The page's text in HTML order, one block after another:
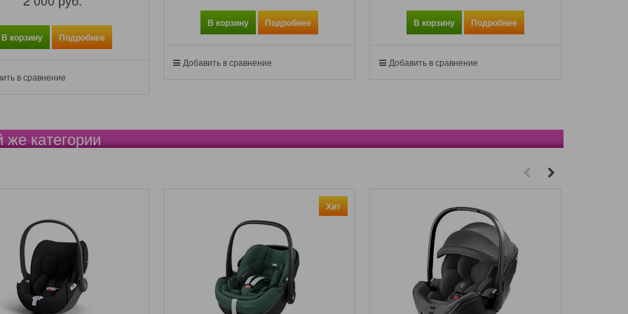
В корзину Подробнее
в сравнение
В корзину Подробнее
Добавить в сравнение
В корзину Подробнее
Добавить в сравнение
же категории
Хит